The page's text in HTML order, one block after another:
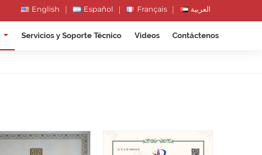
English Español Français العربية
Servicios y Soporte Técnico Videos Contáctenos